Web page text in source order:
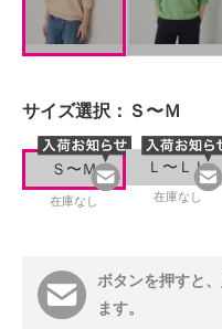
サイズ選択： Ｓ〜Ｍ
Ｓ〜Ｍ
在庫なし
Ｌ〜ＬＬ
在庫なし
ボタンを押すと
ます。